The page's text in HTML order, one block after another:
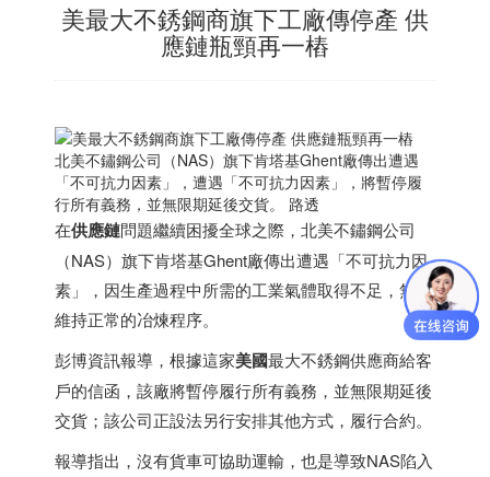
美最大不銹鋼商旗下工廠傳停產 供
應鏈瓶頸再一樁
北美不鏽鋼公司（NAS）旗下肯塔基Ghent廠傳出遭遇
「不可抗力因素」，遭遇「不可抗力因素」，將暫停履
行所有義務，並無限期延後交貨。 路透
在供應鏈問題繼續困擾全球之際，北美不鏽鋼公司
（NAS）旗下肯塔基Ghent廠傳出遭遇「不可抗力因
素」，因生產過程中所需的工業氣體取得不足，無法
維持正常的冶煉程序。
彭博資訊報導，根據這家美國最大不銹鋼供應商給客
戶的信函，該廠將暫停履行所有義務，並無限期延後
交貨；該公司正設法另行安排其他方式，履行合約。
報導指出，沒有貨車可協助運輸，也是導致NAS陷入